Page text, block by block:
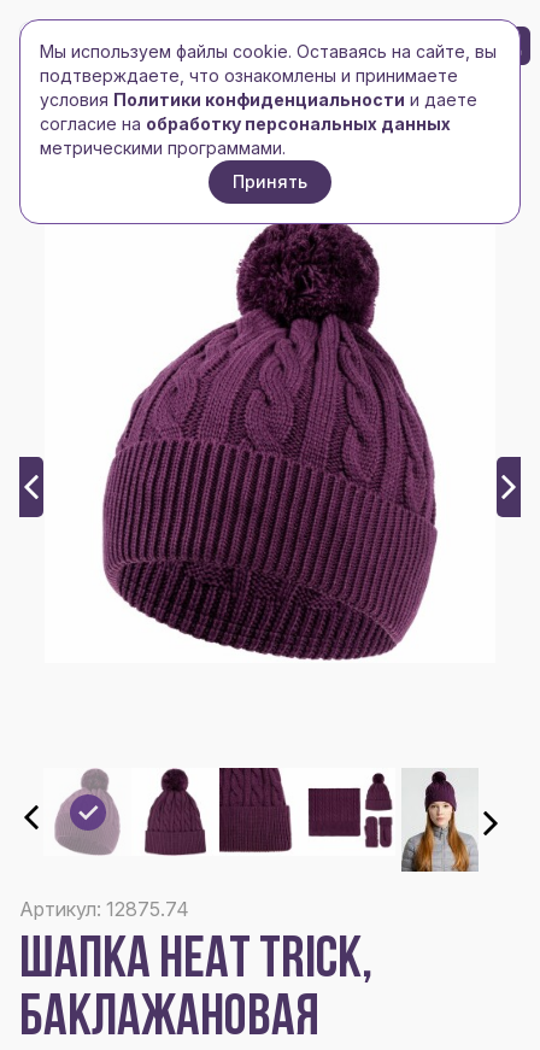
Toggle navigation
Toggle navigation
БРЕНД-ЛОГО 0
Главная/Головные уборы/Шапки/
Шапка Heat Trick, баклажановая
Артикул: 12875.74
ШАПКА HEAT TRICK,
БАКЛАЖАНОВАЯ
Мы используем файлы cookie. Оставаясь на сайте, вы
подтверждаете, что ознакомлены и принимаете
условия Политики конфиденциальности и даете
согласие на обработку персональных данных
метрическими программами.
Принять